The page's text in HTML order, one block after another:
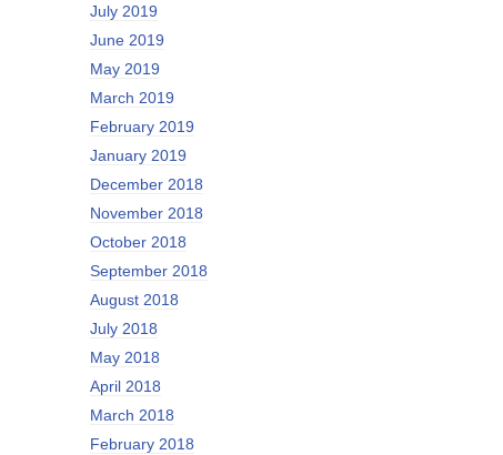
July 2019
June 2019
May 2019
March 2019
February 2019
January 2019
December 2018
November 2018
October 2018
September 2018
August 2018
July 2018
May 2018
April 2018
March 2018
February 2018